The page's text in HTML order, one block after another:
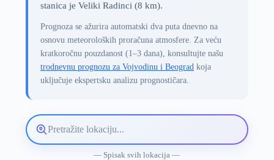
stanica je Veliki Radinci (8 km).
Prognoza se ažurira automatski dva puta dnevno na
osnovu meteoroloških proračuna atmosfere. Za veću
kratkoročnu pouzdanost (1–3 dana), konsultujte našu
trodnevnu prognozu za Vojvodinu i Beogradkoja
uključuje ekspertsku analizu prognostičara.
Pretražite
lokaciju
— Spisak svih lokacija —